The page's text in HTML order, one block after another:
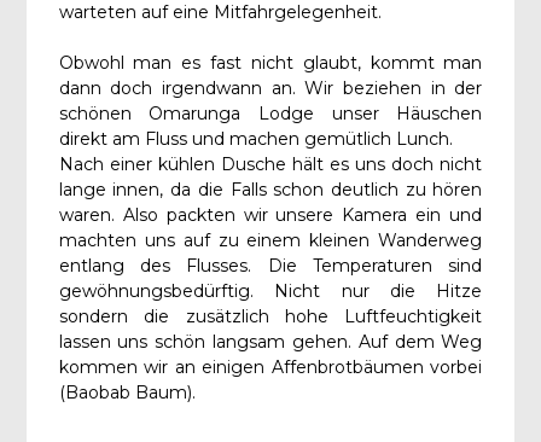
warteten auf eine Mitfahrgelegenheit.
Obwohl man es fast nicht glaubt, kommt man
dann doch irgendwann an. Wir beziehen in der
schönen Omarunga Lodge unser Häuschen
direkt am Fluss und machen gemütlich Lunch.
Nach einer kühlen Dusche hält es uns doch nicht
lange innen, da die Falls schon deutlich zu hören
waren. Also packten wir unsere Kamera ein und
machten uns auf zu einem kleinen Wanderweg
entlang des Flusses. Die Temperaturen sind
gewöhnungsbedürftig. Nicht nur die Hitze
sondern die zusätzlich hohe Luftfeuchtigkeit
lassen uns schön langsam gehen. Auf dem Weg
kommen wir an einigen Affenbrotbäumen vorbei
(Baobab Baum).